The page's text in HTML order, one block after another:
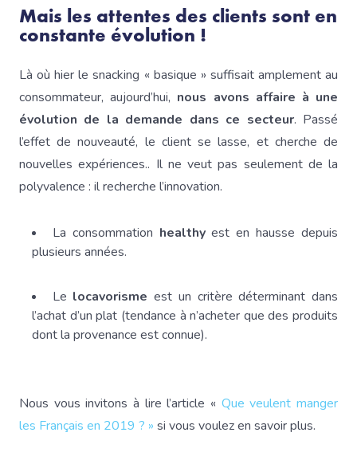
Mais les attentes des clients sont en
constante évolution !
Là où hier le snacking « basique » suffisait amplement au
consommateur, aujourd’hui, nous avons affaire à une
évolution de la demande dans ce secteur. Passé
l’effet de nouveauté, le client se lasse, et cherche de
nouvelles expériences.. Il ne veut pas seulement de la
polyvalence : il recherche l’innovation.
La consommation healthyest en hausse depuis
plusieurs années.
Le locavorisme est un critère déterminant dans
l’achat d’un plat (tendance à n’acheter que des produits
dont la provenance est connue).
Nous vous invitons à lire l’article « Que veulent manger
les Français en 2019 ? » si vous voulez en savoir plus.